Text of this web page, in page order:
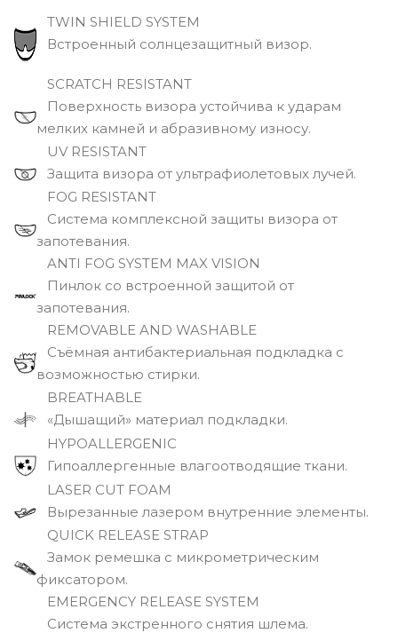
TWIN SHIELD SYSTEM
Встроенный солнцезащитный визор.
SCRATCH RESISTANT
Поверхность визора устойчива к ударам
мелких камней и абразивному износу.
UV RESISTANT
Защита визора от ультрафиолетовых лучей.
FOG RESISTANT
Система комплексной защиты визора от
запотевания.
ANTI FOG SYSTEM MAX VISION
Пинлок со встроенной защитой от
запотевания.
REMOVABLE AND WASHABLE
Съёмная антибактериальная подкладка с
возможностью стирки.
BREATHABLE
«Дышащий» материал подкладки.
HYPOALLERGENIC
Гипоаллергенные влагоотводящие ткани.
LASER CUT FOAM
Вырезанные лазером внутренние элементы.
QUICK RELEASE STRAP
Замок ремешка с микрометрическим
фиксатором.
EMERGENCY RELEASE SYSTEM
Cистема экстренного снятия шлема.